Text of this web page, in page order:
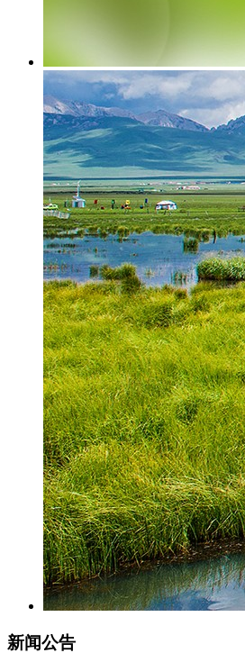
新闻公告